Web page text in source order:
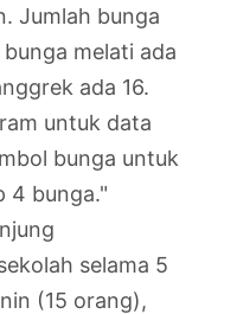
Jumlah bunga
melati ada
ada 16.
untuk data
bunga untuk
4 bunga."
selama 5
(15 orang),